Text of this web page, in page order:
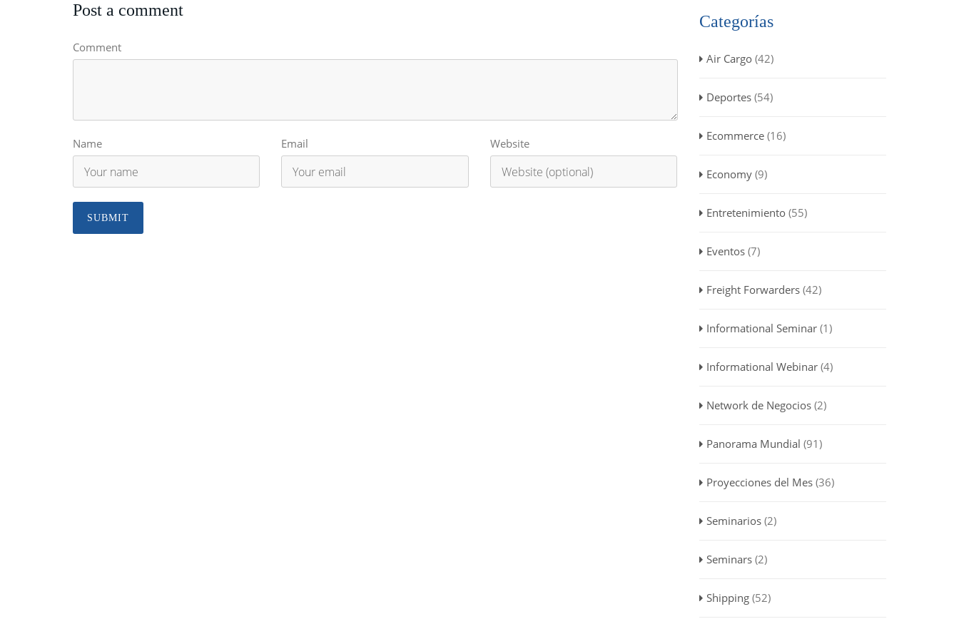
Post a comment
Comment
Name Email Website
Categorías
Air Cargo(42)
Deportes(54)
Ecommerce(16)
Economy(9)
Entretenimiento(55)
Eventos(7)
Freight Forwarders(42)
Informational Seminar(1)
Informational Webinar(4)
Network de Negocios(2)
Panorama Mundial (91)
Proyecciones del Mes(36)
Seminarios(2)
Seminars(2)
Shipping(52)